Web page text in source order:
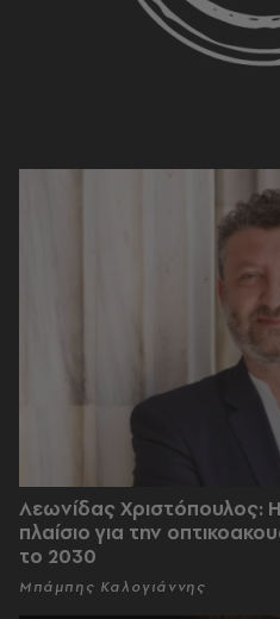
Λεωνίδας Χριστόπουλος:
πλαίσιο για την
το 2030
Μπάμπης Καλογιάννης